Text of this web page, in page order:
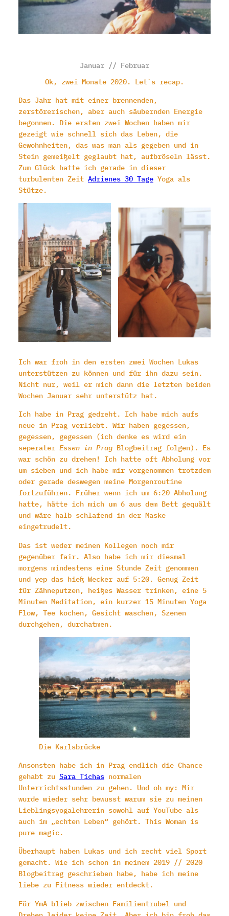
Januar // Februar
Ok, zwei Monate 2020. Let`s recap.
Das Jahr hat mit einer brennenden,
zerstörerischen, aber auch säubernden Energie
begonnen. Die ersten zwei Wochen haben mir
gezeigt wie schnell sich das Leben, die
Gewohnheiten, das was man als gegeben und in
Stein gemeißelt geglaubt hat, aufbröseln lässt.
Zum Glück hatte ich gerade in dieser
turbulenten Zeit Adrienes 30 Tage Yoga als
Stütze.
Ich war froh in den ersten zwei Wochen Lukas
unterstützen zu können und für ihn dazu sein.
Nicht nur, weil er mich dann die letzten beiden
Wochen Januar sehr unterstütz hat.
Ich habe in Prag gedreht. Ich habe mich aufs
neue in Prag verliebt. Wir haben gegessen,
gegessen, gegessen (ich denke es wird ein
seperater Essen in Prag Blogbeitrag folgen). Es
war schön zu drehen! Ich hatte oft Abholung vor
um sieben und ich habe mir vorgenommen trotzdem
oder gerade deswegen meine Morgenroutine
fortzuführen. Früher wenn ich um 6:20 Abholung
hatte, hätte ich mich um 6 aus dem Bett gequält
und wäre halb schlafend in der Maske
eingetrudelt.
Das ist weder meinen Kollegen noch mir
gegenüber fair. Also habe ich mir diesmal
morgens mindestens eine Stunde Zeit genommen
und yep das hieß Wecker auf 5:20. Genug Zeit
für Zähneputzen, heißes Wasser trinken, eine 5
Minuten Meditation, ein kurzer 15 Minuten Yoga
Flow, Tee kochen, Gesicht waschen, Szenen
durchgehen, durchatmen.
Die Karlsbrücke
Ansonsten habe ich in Prag endlich die Chance
gehabt zu Sara Tichas normalen
Unterrichtsstunden zu gehen. Und oh my: Mir
wurde wieder sehr bewusst warum sie zu meinen
Lieblingsyogalehrerin sowohl auf YouTube als
auch im „echten Leben“ gehört. This Woman is
pure magic.
Überhaupt haben Lukas und ich recht viel Sport
gemacht. Wie ich schon in meinem 2019 // 2020
Blogbeitrag geschrieben habe, habe ich meine
liebe zu Fitness wieder entdeckt.
Für YmA blieb zwischen Familientrubel und